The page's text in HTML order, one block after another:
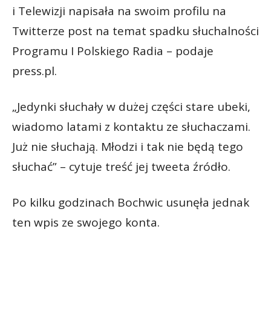
i Telewizji napisała na swoim profilu na
Twitterze post na temat spadku słuchalności
Programu I Polskiego Radia – podaje
press.pl.
„Jedynki słuchały w dużej części stare ubeki,
wiadomo latami z kontaktu ze słuchaczami.
Już nie słuchają. Młodzi i tak nie będą tego
słuchać” – cytuje treść jej tweeta źródło.
Po kilku godzinach Bochwic usunęła jednak
ten wpis ze swojego konta.